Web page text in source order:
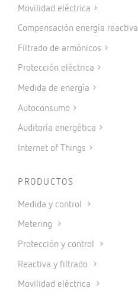
Movilidad eléctrica
Compensación energía reactiva
Filtrado de armónicos
Protección eléctrica
Medida de energía
Autoconsumo
Auditoría energética
Internet of Things
PRODUCTOS
Medida y control
Metering
Protección y control
Reactiva y filtrado
Movilidad eléctrica